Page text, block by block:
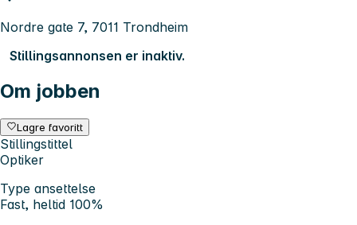
Nordre gate 7, 7011 Trondheim
Stillingsannonsen er inaktiv.
Om jobben
Lagre favoritt
Stillingstittel
Optiker
Type ansettelse
Fast, heltid 100%